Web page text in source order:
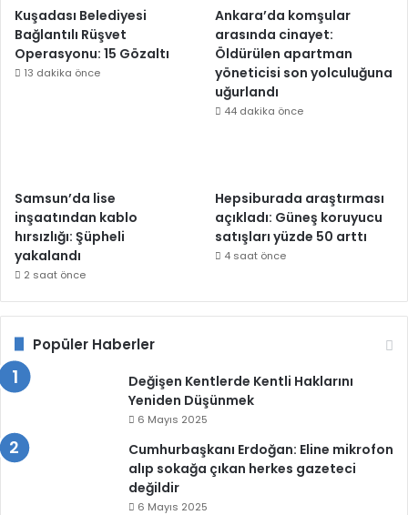
Kuşadası Belediyesi
Bağlantılı Rüşvet
Operasyonu: 15 Gözaltı
13 dakika önce
Ankara’da komşular
arasında cinayet:
Öldürülen apartman
yöneticisi son yolculuğuna
uğurlandı
44 dakika önce
Samsun’da lise
inşaatından kablo
hırsızlığı: Şüpheli
yakalandı
2 saat önce
Hepsiburada araştırması
açıkladı: Güneş koruyucu
satışları yüzde 50 arttı
4 saat önce
Popüler Haberler
Değişen Kentlerde Kentli Haklarını
Yeniden Düşünmek
6 Mayıs 2025
Cumhurbaşkanı Erdoğan: Eline mikrofon
alıp sokağa çıkan herkes gazeteci
değildir
6 Mayıs 2025